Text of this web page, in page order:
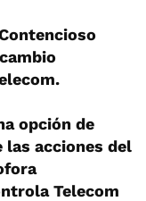
opción de
las acciones del
Telecom